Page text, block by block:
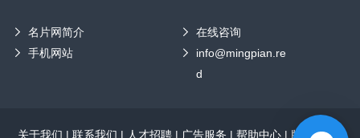
名片网简介
手机网站
在线咨询
info@mingpian.re
d
关于我们 | 联系我们 | 人才招聘 | 广告服务 | 帮助中心 | 版权声明